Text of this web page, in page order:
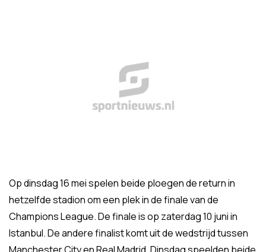
Op dinsdag 16 mei spelen beide ploegen de return in
hetzelfde stadion om een plek in de finale van de
Champions League. De finale is op zaterdag 10 juni in
Istanbul. De andere finalist komt uit de wedstrijd tussen